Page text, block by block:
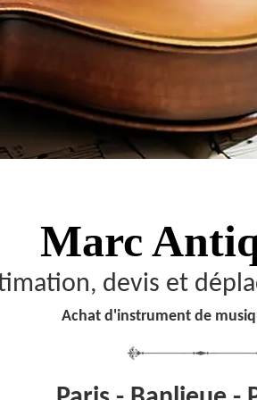
Marc
devis et
Achat d'instrument de